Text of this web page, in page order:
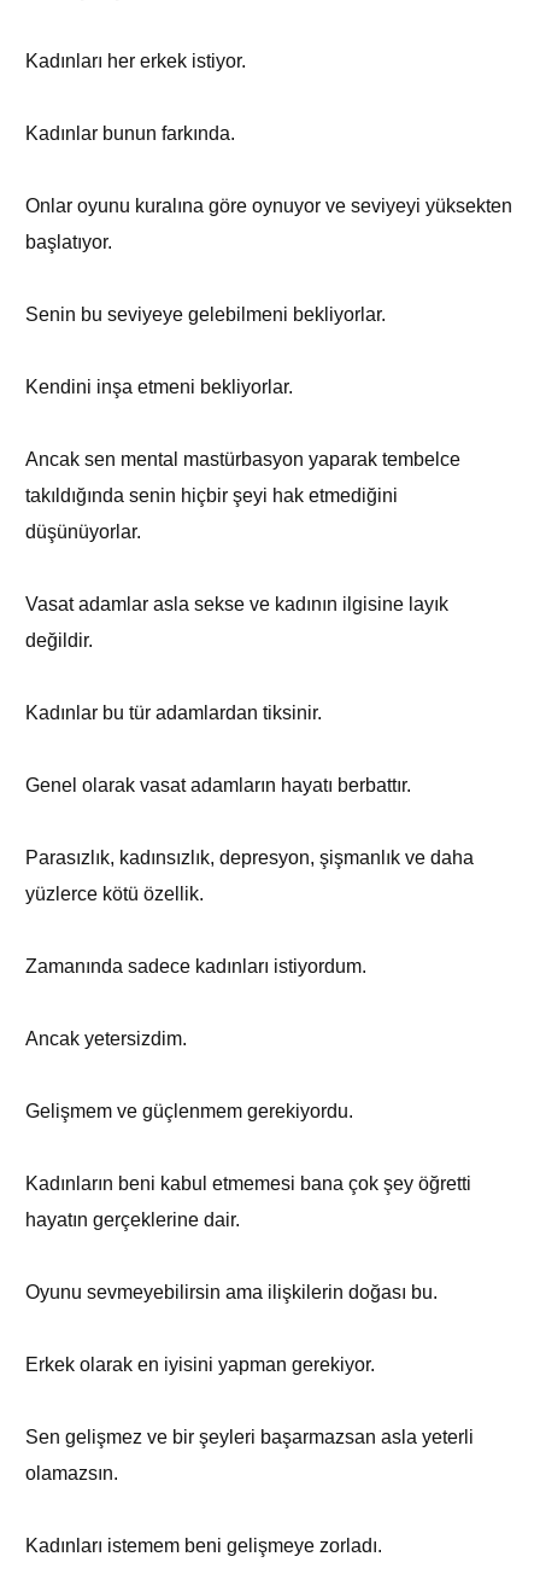
Kadınları her erkek istiyor.
Kadınlar bunun farkında.
Onlar oyunu kuralına göre oynuyor ve seviyeyi yüksekten
başlatıyor.
Senin bu seviyeye gelebilmeni bekliyorlar.
Kendini inşa etmeni bekliyorlar.
Ancak sen mental mastürbasyon yaparak tembelce
takıldığında senin hiçbir şeyi hak etmediğini
düşünüyorlar.
Vasat adamlar asla sekse ve kadının ilgisine layık
değildir.
Kadınlar bu tür adamlardan tiksinir.
Genel olarak vasat adamların hayatı berbattır.
Parasızlık, kadınsızlık, depresyon, şişmanlık ve daha
yüzlerce kötü özellik.
Zamanında sadece kadınları istiyordum.
Ancak yetersizdim.
Gelişmem ve güçlenmem gerekiyordu.
Kadınların beni kabul etmemesi bana çok şey öğretti
hayatın gerçeklerine dair.
Oyunu sevmeyebilirsin ama ilişkilerin doğası bu.
Erkek olarak en iyisini yapman gerekiyor.
Sen gelişmez ve bir şeyleri başarmazsan asla yeterli
olamazsın.
Kadınları istemem beni gelişmeye zorladı.